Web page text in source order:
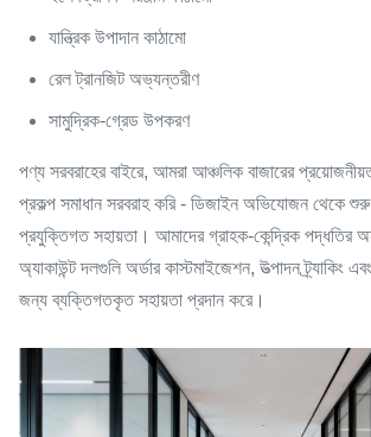
যান্ত্রিক উপাদান কাঠামো
রেল ট্রানজিট অভ্যন্তরীণ
সামুদ্রিক-গ্রেড উপকরণ
পণ্য সরবরাহের বাইরে, আমরা আঞ্চলিক বাজারের
প্রকল্প সমাধান সরবরাহ করি - ডিজাইন অভিযোজন থেকে
প্রযুক্তিগত সহায়তা। আমাদের গ্রাহক-কেন্দ্রিক পদ্ধতির
অ্যাকাউন্ট দলগুলি অর্ডার কাস্টমাইজেশন, উত্পাদন ট্র্যাকিং
জন্য ব্যক্তিগতকৃত সহায়তা প্রদান করে।